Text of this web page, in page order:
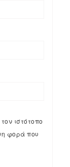
ιστότοπο
φορά που